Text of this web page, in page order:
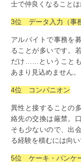
士で仲良くなることは
3位 データ入力（事
アルバイトで事務を
ることが多いです。
だけ……ということも
あまり見込めません。
4位 コンパニオン
異性と接することの
絡先の交換は厳禁。
そも少ないので、出
る経験を積むには向い
5位 ケーキ・パンケ